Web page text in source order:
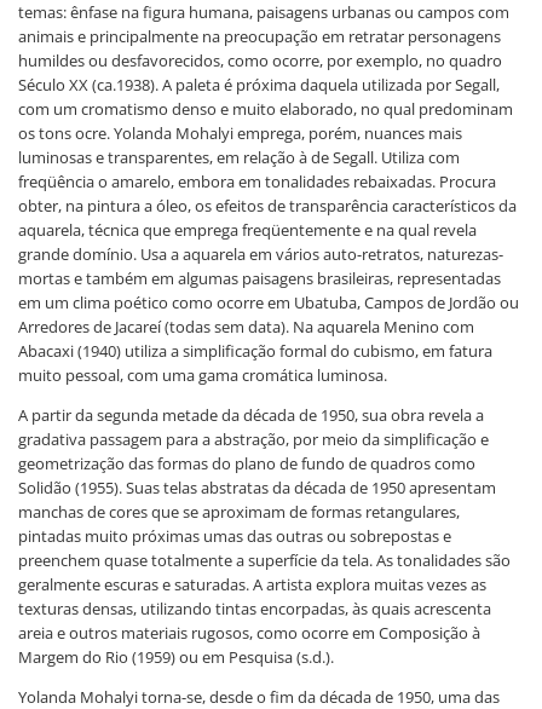
temas: ênfase na figura humana, paisagens urbanas ou campos com
animais e principalmente na preocupação em retratar personagens
humildes ou desfavorecidos, como ocorre, por exemplo, no quadro
Século XX (ca.1938). A paleta é próxima daquela utilizada por Segall,
com um cromatismo denso e muito elaborado, no qual predominam
os tons ocre. Yolanda Mohalyi emprega, porém, nuances mais
luminosas e transparentes, em relação à de Segall. Utiliza com
freqüência o amarelo, embora em tonalidades rebaixadas. Procura
obter, na pintura a óleo, os efeitos de transparência característicos da
aquarela, técnica que emprega freqüentemente e na qual revela
grande domínio. Usa a aquarela em vários auto-retratos, naturezas-
mortas e também em algumas paisagens brasileiras, representadas
em um clima poético como ocorre em Ubatuba, Campos de Jordão ou
Arredores de Jacareí (todas sem data). Na aquarela Menino com
Abacaxi (1940) utiliza a simplificação formal do cubismo, em fatura
muito pessoal, com uma gama cromática luminosa.
A partir da segunda metade da década de 1950, sua obra revela a
gradativa passagem para a abstração, por meio da simplificação e
geometrização das formas do plano de fundo de quadros como
Solidão (1955). Suas telas abstratas da década de 1950 apresentam
manchas de cores que se aproximam de formas retangulares,
pintadas muito próximas umas das outras ou sobrepostas e
preenchem quase totalmente a superfície da tela. As tonalidades são
geralmente escuras e saturadas. A artista explora muitas vezes as
texturas densas, utilizando tintas encorpadas, às quais acrescenta
areia e outros materiais rugosos, como ocorre em Composição à
Margem do Rio (1959) ou em Pesquisa (s.d.).
Yolanda Mohalyi torna-se, desde o fim da década de 1950, uma das